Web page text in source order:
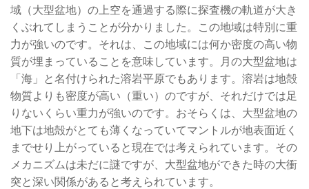
域（大型盆地）の上空を通過する際に探査機の軌道が大き
くぶれてしまうことが分かりました。この地域は特別に重
力が強いのです。それは、この地域には何か密度の高い物
質が埋まっていることを意味しています。月の大型盆地は
「海」と名付けられた溶岩平原でもあります。溶岩は地殻
物質よりも密度が高い（重い）のですが、それだけでは足
りないくらい重力が強いのです。おそらくは、大型盆地の
地下は地殻がとても薄くなっていてマントルが地表面近く
までせり上がっていると現在では考えられています。その
メカニズムは未だに謎ですが、大型盆地ができた時の大衝
突と深い関係があると考えられています。